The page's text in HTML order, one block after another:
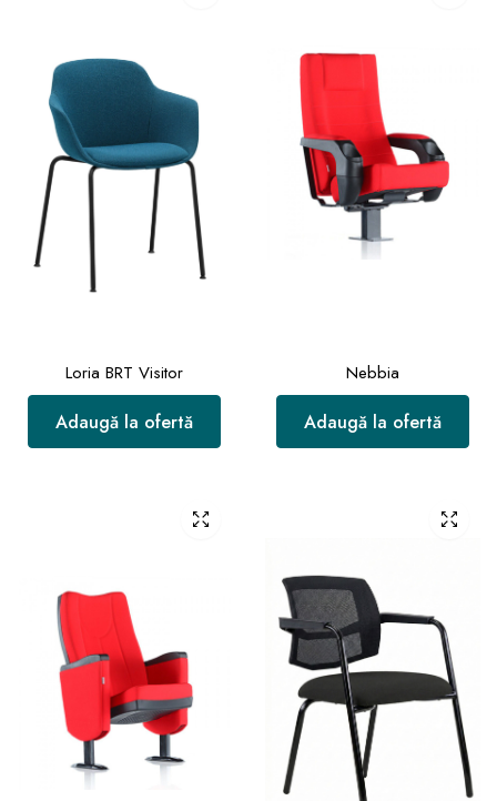
Loria BRT Visitor
Adaugă la ofertă
Nebbia
Adaugă la ofertă